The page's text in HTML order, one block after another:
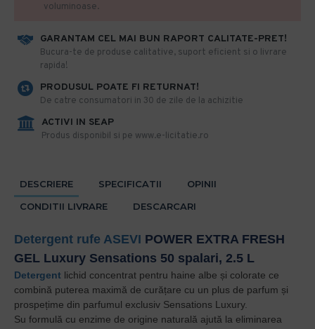
GARANTAM CEL MAI BUN RAPORT CALITATE-PRET!
​Bucura-te de produse calitative, suport eficient si o livrare
rapida!
PRODUSUL POATE FI RETURNAT!
De catre consumatori in 30 de zile de la achizitie
ACTIVI IN SEAP
Produs disponibil si pe www.e-licitatie.ro
voluminoase.
DESCRIERE SPECIFICATII
OPINII
CONDITII LIVRARE
DESCARCARI
Detergent rufe ASEVI POWER EXTRA FRESH
GEL Luxury Sensations 50 spalari, 2.5 L
Detergent lichid concentrat pentru haine albe și colorate ce
combină puterea maximă de curățare cu un plus de parfum și
prospețime din parfumul exclusiv Sensations Luxury.
Su formulă cu enzime de origine naturală ajută la eliminarea